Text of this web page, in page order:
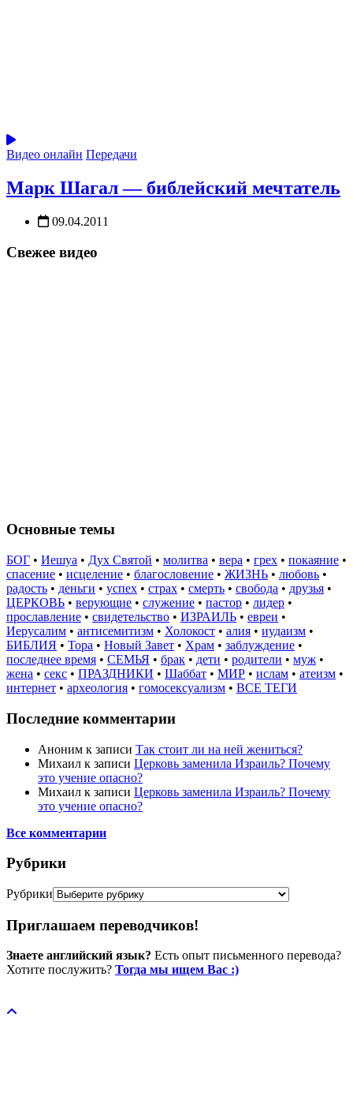
Видео онлайн Передачи
Марк Шагал — библейский мечтатель
09.04.2011
Свежее видео
Основные темы
БОГ • Иешуа • Дух Святой • молитва • вера • грех • покаяние •
спасение • исцеление • благословение • ЖИЗНЬ • любовь •
радость • деньги • успех • страх • смерть • свобода • друзья •
ЦЕРКОВЬ • верующие • служение • пастор • лидер •
прославление • свидетельство • ИЗРАИЛЬ • евреи •
Иерусалим • антисемитизм • Холокост • алия • иудаизм •
БИБЛИЯ • Тора • Новый Завет • Храм • заблуждение •
последнее время • СЕМЬЯ • брак • дети • родители • муж •
жена • секс • ПРАЗДНИКИ • Шаббат • МИР • ислам • атеизм •
интернет • археология • гомосексуализм • ВСЕ ТЕГИ
Последние комментарии
Аноним к записи Так стоит ли на ней жениться?
Михаил к записи Церковь заменила Израиль? Почему
это учение опасно?
Михаил к записи Церковь заменила Израиль? Почему
это учение опасно?
Все комментарии
Рубрики
Рубрики
Приглашаем переводчиков!
Знаете английский язык? Есть опыт письменного перевода?
Хотите послужить? Тогда мы ищем Вас :)